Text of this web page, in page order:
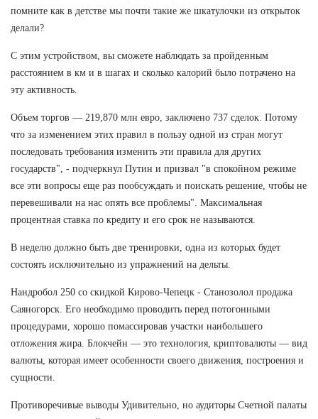
помните как в детстве мы почти такие же шкатулочки из открыток
делали?
С этим устройством, вы сможете наблюдать за пройденным
расстоянием в км и в шагах и сколько калорий было потрачено на
эту активность.
Объем торгов — 219,870 млн евро, заключено 737 сделок. Потому
что за изменением этих правил в пользу одной из стран могут
последовать требования изменить эти правила для других
государств", - подчеркнул Путин и призвал "в спокойном режиме
все эти вопросы еще раз пообсуждать и поискать решение, чтобы не
перевешивали на нас опять все проблемы". Максимальная
процентная ставка по кредиту и его срок не называются.
В неделю должно быть две тренировки, одна из которых будет
состоять исключительно из упражнений на дельты.
Нандробол 250 со скидкой Кирово-Чепецк - Станозолол продажа
Саяногорск. Его необходимо проводить перед потогонными
процедурами, хорошо помассировав участки наибольшего
отложения жира. Блокчейн — это технология, криптовалюты — вид
валюты, которая имеет особенности своего движения, построения и
сущности.
Противоречивые выводы Удивительно, но аудиторы Счетной палаты